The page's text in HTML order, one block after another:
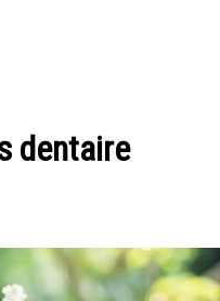
dentaire